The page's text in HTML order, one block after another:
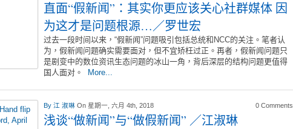
直面“假新闻”：其实你更应该关心社群媒体 因
为这才是问题根源…／罗世宏
过去一段时间以来，“假新闻”问题吸引包括总统和NCC的关注。笔者认
为，假新闻问题确实需要面对，但不宜矫枉过正。再者，假新闻问题只
是剧变中的数位资讯生态问题的冰山一角，背后深层的结构问题更值得
国人面对。
More...
By 江 淑琳 On 星期一, 六月 4th, 2018 0 Comments
浅谈“做新闻”与“做假新闻” ／江淑琳